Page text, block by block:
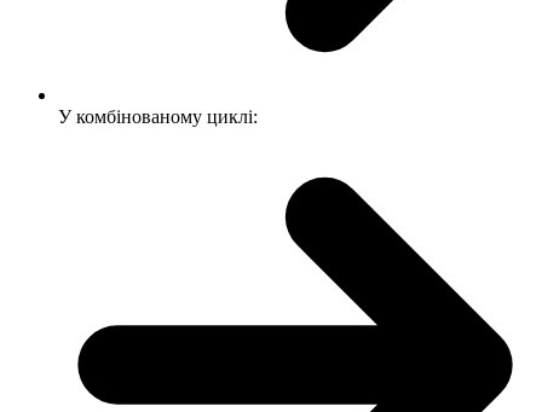
У комбінованому циклі: